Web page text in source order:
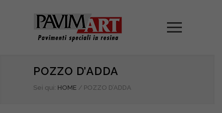
POZZO D’ADDA
Sei qui: HOME / POZZO D’ADDA